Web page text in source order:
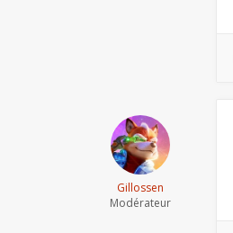
Gillossen
Modérateur